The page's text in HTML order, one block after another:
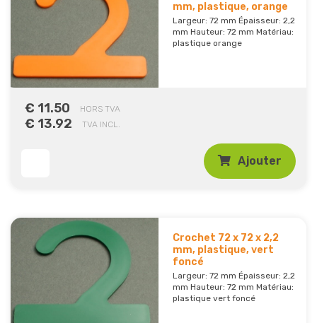
mm, plastique, orange
Largeur: 72 mm Épaisseur: 2,2
mm Hauteur: 72 mm Matériau:
plastique orange
€ 11.50 HORS TVA
€ 13.92 TVA INCL.
Ajouter
Crochet 72 x 72 x 2,2
mm, plastique, vert
foncé
Largeur: 72 mm Épaisseur: 2,2
mm Hauteur: 72 mm Matériau:
plastique vert foncé